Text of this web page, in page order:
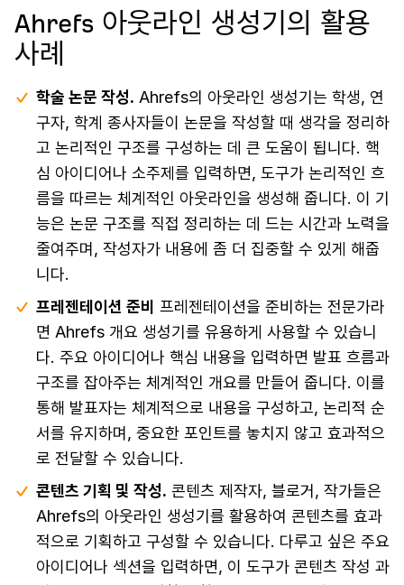
Ahrefs 아웃라인 생성기의 활용
사례
학술 논문 작성. Ahrefs의 아웃라인 생성기는 학생, 연
구자, 학계 종사자들이 논문을 작성할 때 생각을 정리하
고 논리적인 구조를 구성하는 데 큰 도움이 됩니다. 핵
심 아이디어나 소주제를 입력하면, 도구가 논리적인 흐
름을 따르는 체계적인 아웃라인을 생성해 줍니다. 이 기
능은 논문 구조를 직접 정리하는 데 드는 시간과 노력을
줄여주며, 작성자가 내용에 좀 더 집중할 수 있게 해줍
니다.
프레젠테이션 준비 프레젠테이션을 준비하는 전문가라
면 Ahrefs 개요 생성기를 유용하게 사용할 수 있습니
다. 주요 아이디어나 핵심 내용을 입력하면 발표 흐름과
구조를 잡아주는 체계적인 개요를 만들어 줍니다. 이를
통해 발표자는 체계적으로 내용을 구성하고, 논리적 순
서를 유지하며, 중요한 포인트를 놓치지 않고 효과적으
로 전달할 수 있습니다.
콘텐츠 기획 및 작성. 콘텐츠 제작자, 블로거, 작가들은
Ahrefs의 아웃라인 생성기를 활용하여 콘텐츠를 효과
적으로 기획하고 구성할 수 있습니다. 다루고 싶은 주요
아이디어나 섹션을 입력하면, 이 도구가 콘텐츠 작성 과